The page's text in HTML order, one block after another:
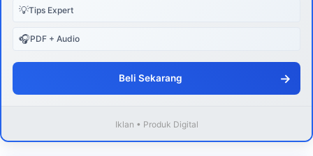
💡Tips Expert
🎧PDF + Audio
Beli Sekarang →
Iklan • Produk Digital